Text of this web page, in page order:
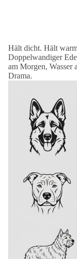
Hält dicht. Hält
Doppelwandiger
am Morgen, Wasser
Drama.